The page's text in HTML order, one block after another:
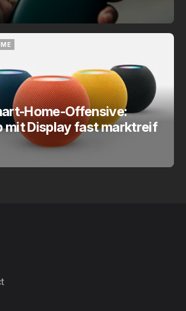
Home-Offensive:
mit Display fast marktreif